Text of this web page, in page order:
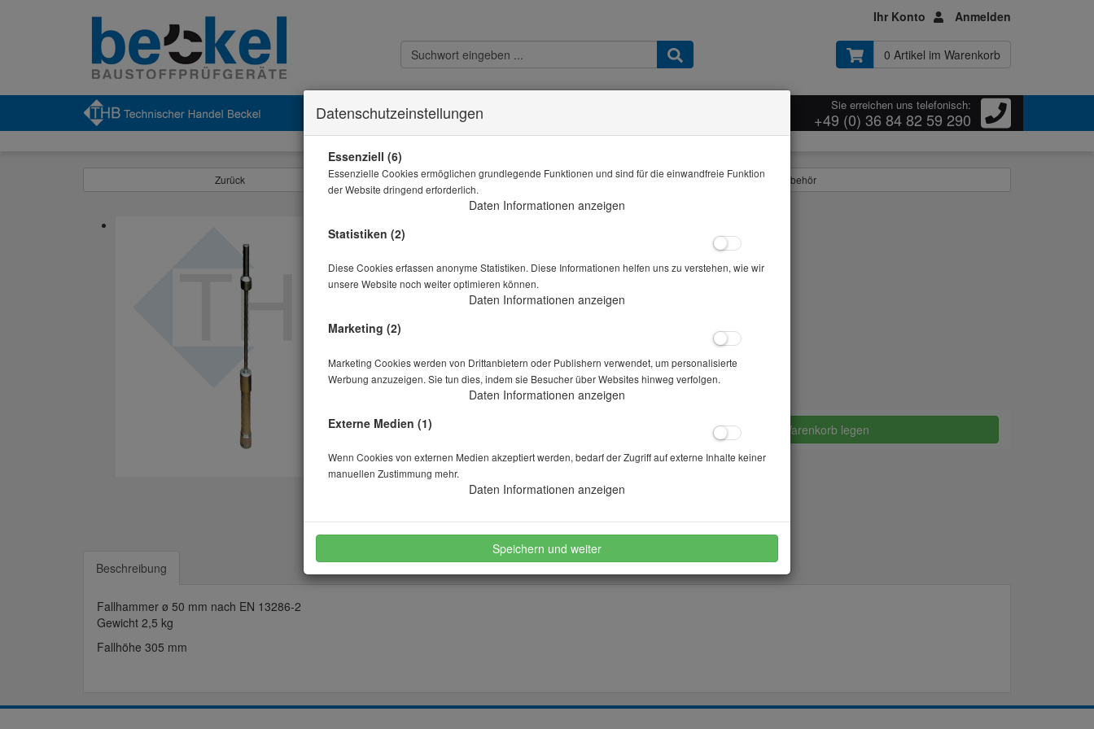
Ihr Konto Anmelden
0 Artikel im Warenkorb
Kontakt Widerrufsbelehrung
Sie erreichen uns telefonisch:
+49 (0) 36 84 82 59 290
Zurück Alle Artikel zeigen aus: Proctorversuche / Zubehör
Höhe 305
Artikelnr.: 10-02190
Lieferbar in auf Anfrage
in den Warenkorb legen
wünschen
Beschreibung
Fallhammer ø 50 mm nach EN 13286-2
Gewicht 2,5 kg
Fallhöhe 305 mm
Datenschutzeinstellungen
Essenziell (6)
Essenzielle Cookies ermöglichen grundlegende Funktionen und sind für die einwandfreie Funktion
der Website dringend erforderlich.
Daten Informationen anzeigen
Statistiken (2)
Diese Cookies erfassen anonyme Statistiken. Diese Informationen helfen uns zu verstehen, wie wir
unsere Website noch weiter optimieren können.
Daten Informationen anzeigen
Marketing (2)
Marketing Cookies werden von Drittanbietern oder Publishern verwendet, um personalisierte
Werbung anzuzeigen. Sie tun dies, indem sie Besucher über Websites hinweg verfolgen.
Daten Informationen anzeigen
Externe Medien (1)
Wenn Cookies von externen Medien akzeptiert werden, bedarf der Zugriff auf externe Inhalte keiner
manuellen Zustimmung mehr.
Daten Informationen anzeigen
Speichern und weiter